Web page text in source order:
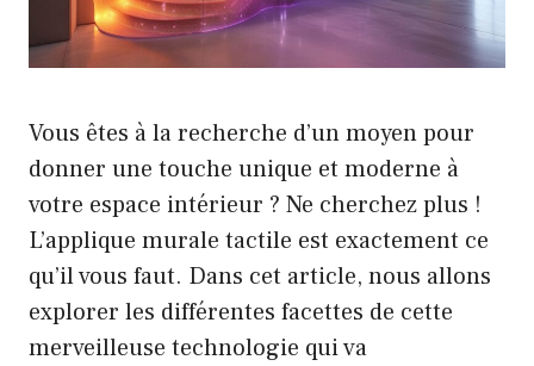
Vous êtes à la recherche d’un moyen pour
donner une touche unique et moderne à
votre espace intérieur ? Ne cherchez plus !
L’applique murale tactile est exactement ce
qu’il vous faut. Dans cet article, nous allons
explorer les différentes facettes de cette
merveilleuse technologie qui va